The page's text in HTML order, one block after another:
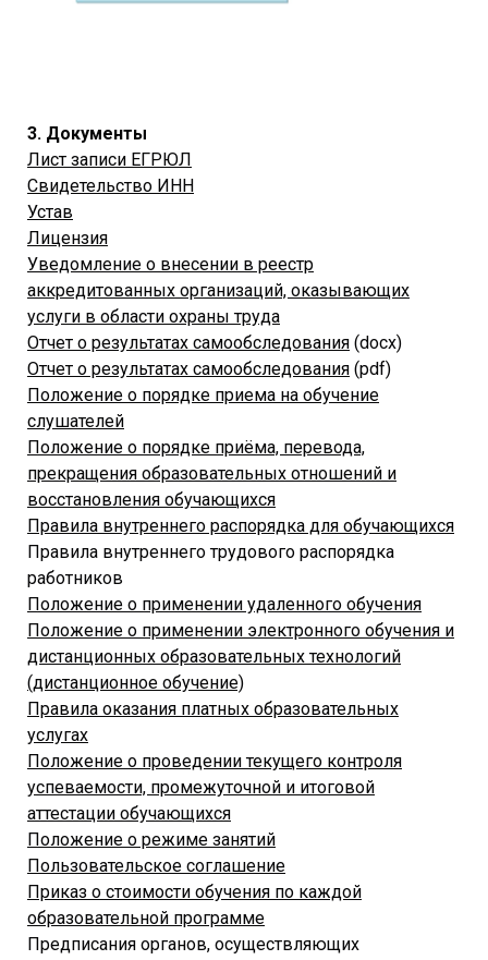
3. Документы
Лист записи ЕГРЮЛ
Свидетельство ИНН
Устав
Лицензия
Уведомление о внесении в реестр
аккредитованных организаций, оказывающих
услуги в области охраны труда
Отчет о результатах самообследования (docx)
Отчет о результатах самообследования (pdf)
Положение о порядке приема на обучение
слушателей
Положение о порядке приёма, перевода,
прекращения образовательных отношений и
восстановления обучающихся
Правила внутреннего распорядка для обучающихся
Правила внутреннего трудового распорядка
работников
Положение o применении удаленного обучения
Положение o применении электронного обучения и
дистанционных образовательных технологий
(дистанционное обучение)
Правила оказания платных образовательных
услугах
Положение o проведении текущего контроля
успеваемости, промежуточной и итоговой
аттестации обучающихся
Положение о режиме занятий
Пользовательское соглашение
Приказ о стоимости обучения по каждой
образовательной программе
Предписания органов, осуществляющих